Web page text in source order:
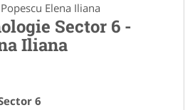
Elena Iliana
Sector 6 -
Iliana
6